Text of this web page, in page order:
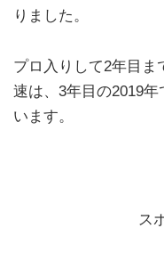
りました。
プロ入りして2年目ま
速は、3年目の2019
います。
ス